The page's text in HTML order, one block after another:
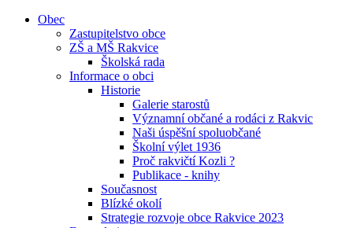
Obec
Zastupitelstvo obce
ZŠ a MŠ Rakvice
Školská rada
Informace o obci
Historie
Galerie starostů
Významní občané a rodáci z Rakvic
Naši úspěšní spoluobčané
Školní výlet 1936
Proč rakvičtí Kozli ?
Publikace - knihy
Současnost
Blízké okolí
Strategie rozvoje obce Rakvice 2023